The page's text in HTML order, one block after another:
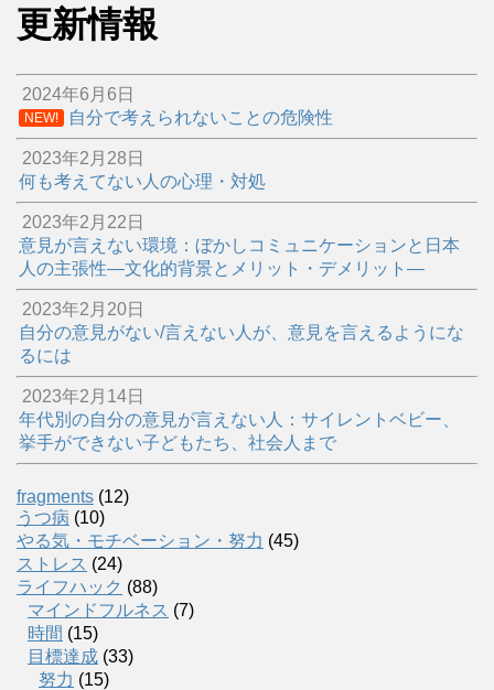
更新情報
2024年6月6日
NEW! 自分で考えられないことの危険性
2023年2月28日
何も考えてない人の心理・対処
2023年2月22日
意見が言えない環境：ぼかしコミュニケーションと日本
人の主張性―文化的背景とメリット・デメリット―
2023年2月20日
自分の意見がない/言えない人が、意見を言えるようにな
るには
2023年2月14日
年代別の自分の意見が言えない人：サイレントベビー、
挙手ができない子どもたち、社会人まで
fragments (12)
うつ病 (10)
やる気・モチベーション・努力 (45)
ストレス (24)
ライフハック (88)
マインドフルネス (7)
時間 (15)
目標達成 (33)
努力 (15)